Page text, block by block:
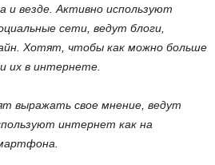
и везде. Активно используют
сети, ведут блоги,
Хотят, чтобы как можно больше
их в интернете.
выражать свое мнение, ведут
интернет как на